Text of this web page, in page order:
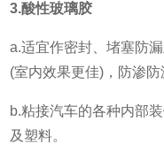
3.酸性玻璃胶
a.适宜作密封、堵塞防
(室内效果更佳)，防渗防
b.粘接汽车的各种内部
及塑料。